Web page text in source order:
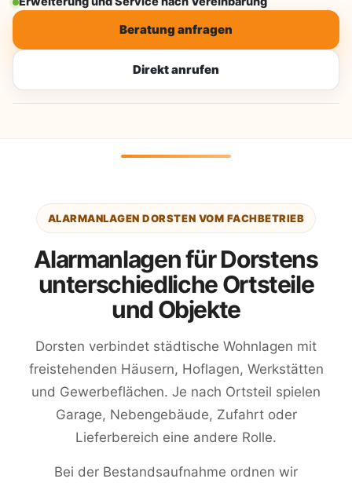
Beratung anfragen
Direkt anrufen
ALARMANLAGEN DORSTEN VOM FACHBETRIEB
Alarmanlagen für Dorstens
unterschiedliche Ortsteile
und Objekte
Dorsten verbindet städtische Wohnlagen mit
freistehenden Häusern, Hoflagen, Werkstätten
und Gewerbeflächen. Je nach Ortsteil spielen
Garage, Nebengebäude, Zufahrt oder
Lieferbereich eine andere Rolle.
Bei der Bestandsaufnahme ordnen wir